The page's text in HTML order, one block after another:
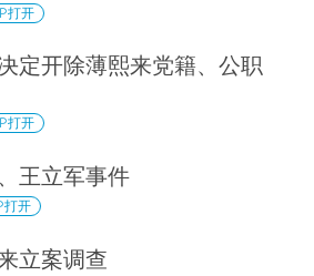
打开
定开除薄熙来党籍、公职
打开
王立军事件
打开
立案调查